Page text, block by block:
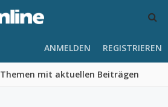
Themen mit aktuellen Beiträgen
ANMELDEN REGISTRIEREN